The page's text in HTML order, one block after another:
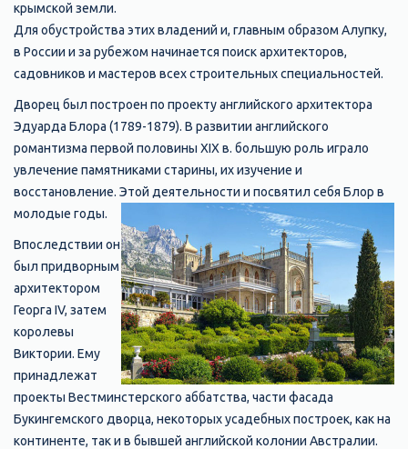
крымской земли.
Для обустройства этих владений и, главным образом Алупку,
в России и за рубежом начинается поиск архитекторов,
садовников и мастеров всех строительных специальностей.
Дворец был построен по проекту английского архитектора
Эдуарда Блора (1789-1879). В развитии английского
романтизма первой половины XIX в. большую роль играло
увлечение памятниками старины, их изучение и
восстановление. Этой деятельности и посвятил себя Блор в
молодые годы.
Впоследствии он
был придворным
архитектором
Георга IV, затем
королевы
Виктории. Ему
принадлежат
проекты Вестминстерского аббатства, части фасада
Букингемского дворца, некоторых усадебных построек, как на
континенте, так и в бывшей английской колонии Австралии.